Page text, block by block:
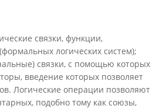
связки, функции,
логических систем);
связки, с помощью которых
введение которых позволяет
Логические операции позволяют
подобно тому как союзы,